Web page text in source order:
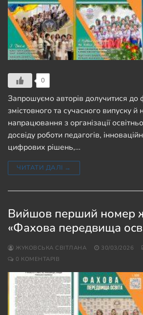
0
Запрошуємо авторів долучитися
змістовного та сучасного випуску й
напрацювання з організації
досвіду роботи педагогів,
цифрових рішень,…
ЧИТАТИ ДАЛІ →
Вийшов перший номер
«Фахова передвища
ЖУКОВСЬКА СВІТЛАНА 30/03/2026
0 КОМЕНТАРІВ